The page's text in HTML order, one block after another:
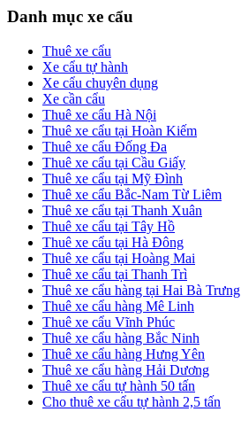
Primary
Sidebar
Danh mục xe cẩu
Thuê xe cẩu
Xe cẩu tự hành
Xe cẩu chuyên dụng
Xe cần cẩu
Thuê xe cẩu Hà Nội
Thuê xe cẩu tại Hoàn Kiếm
Thuê xe cẩu Đống Đa
Thuê xe cẩu tại Cầu Giấy
Thuê xe cẩu tại Mỹ Đình
Thuê xe cẩu Bắc-Nam Từ Liêm
Thuê xe cẩu tại Thanh Xuân
Thuê xe cẩu tại Tây Hồ
Thuê xe cẩu tại Hà Đông
Thuê xe cẩu tại Hoàng Mai
Thuê xe cẩu tại Thanh Trì
Thuê xe cẩu hàng tại Hai Bà Trưng
Thuê xe cẩu hàng Mê Linh
Thuê xe cẩu Vĩnh Phúc
Thuê xe cẩu hàng Bắc Ninh
Thuê xe cẩu hàng Hưng Yên
Thuê xe cẩu hàng Hải Dương
Thuê xe cẩu tự hành 50 tấn
Cho thuê xe cẩu tự hành 2,5 tấn